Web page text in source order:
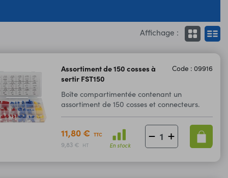
Affichage :
Assortiment de 150 cosses à
sertir FST150
Code : 09916
Boîte compartimentée contenant un
assortiment de 150 cosses et connecteurs.
11,80 € TTC
9,83 € HT En stock